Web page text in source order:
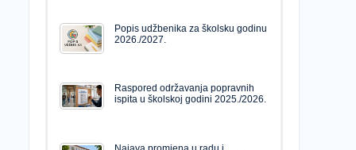
Popis udžbenika za školsku godinu
2026./2027.
Raspored održavanja popravnih
ispita u školskoj godini 2025./2026.
Najava promjena u radu i